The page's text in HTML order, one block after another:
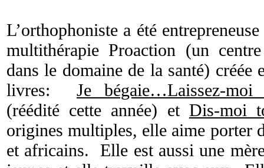
L’orthophoniste a été
multithérapie Proaction (un
dans le domaine de la santé)
livres: Je bégaie…Laissez-moi
(réédité cette année) et Dis-moi
origines multiples, elle aime porter
et africains. Elle est aussi une